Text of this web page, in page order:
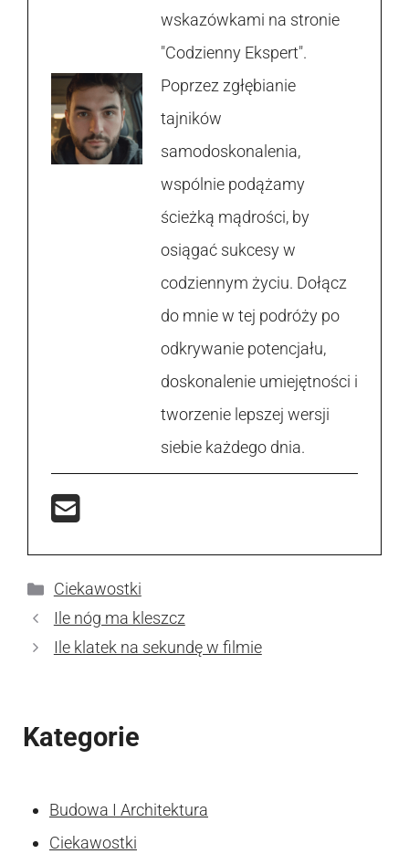
wskazówkami na stronie
"Codzienny Ekspert".
Poprzez zgłębianie
tajników
samodoskonalenia,
wspólnie podążamy
ścieżką mądrości, by
osiągać sukcesy w
codziennym życiu. Dołącz
do mnie w tej podróży po
odkrywanie potencjału,
doskonalenie umiejętności i
tworzenie lepszej wersji
siebie każdego dnia.
Kategorie
Ciekawostki
Ile nóg ma kleszcz
Ile klatek na sekundę w filmie
Kategorie
Budowa I Architektura
Ciekawostki